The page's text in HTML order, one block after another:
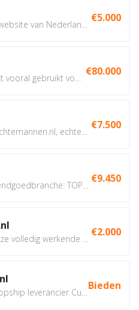
€5.000
€80.000
€7.500
€9.450
€2.000
Bieden